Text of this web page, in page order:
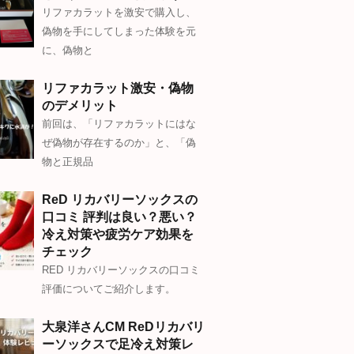
リファカラットを激安で購入し、
偽物を手にしてしまった体験を元
に、偽物と
リファカラット激安・偽物
のデメリット
前回は、「リファカラットにはな
ぜ偽物が存在するのか」と、「偽
物と正規品
ReD リカバリーソックスの
口コミ 評判は良い？悪い？
冷え対策や疲労ケア効果を
チェック
RED リカバリーソックスの口コミ
評価についてご紹介します。
大泉洋さんCM ReDリカバリ
ーソックスで足冷え対策レ